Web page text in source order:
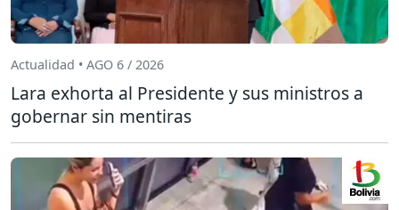
Actualidad • AGO 6 / 2026
Lara exhorta al Presidente y sus ministros a
gobernar sin mentiras